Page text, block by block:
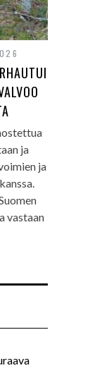
ja
ja
vastaan